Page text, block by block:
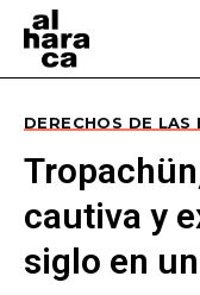
DERECHOS DE LAS
cautiva y
siglo en